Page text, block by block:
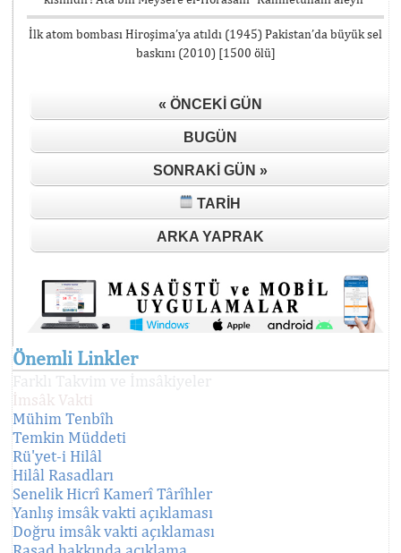
İlk atom bombası Hiroşima’ya atıldı (1945) Pakistan’da büyük sel
baskını (2010) [1500 ölü]
« ÖNCEKI GÜN
BUGÜN
SONRAKI GÜN »
TARIH
ARKA YAPRAK
Önemli Linkler
İmsâk Vakti
Mühim Tenbîh
Temkin Müddeti
Rü'yet-i Hilâl
Hilâl Rasadları
Senelik Hicrî Kamerî Târîhler
Yanlış imsâk vakti açıklaması
Doğru imsâk vakti açıklaması